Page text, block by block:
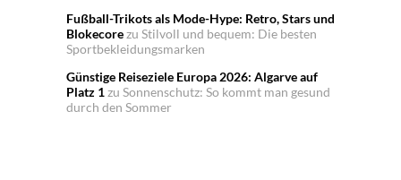
Fußball-Trikots als Mode-Hype: Retro, Stars und
Blokecorezu Stilvoll und bequem: Die besten
Sportbekleidungsmarken
Günstige Reiseziele Europa 2026: Algarve auf
Platz 1zu Sonnenschutz: So kommt man gesund
durch den Sommer